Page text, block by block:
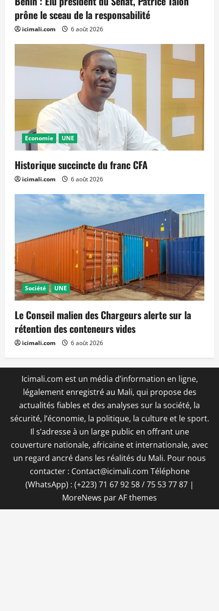
prône le sceau de la responsabilité
icimali.com 6 août 2026
Economie UNE
Historique succincte du franc CFA
icimali.com 6 août 2026
Société UNE
Le Conseil malien des Chargeurs alerte sur la
rétention des conteneurs vides
icimali.com 6 août 2026
Icimali.com est un média d’information en ligne,
légalement enregistré au Mali, qui propose des
actualités fiables et des analyses sur la société, la
sécurité, l’économie, la politique, la culture et le sport.
Il s’adresse à un large public en offrant une
couverture nationale, africaine et internationale, avec
un regard ancré dans les réalités du Mali. Pour nous
contacter : Contact@icimali.com Téléphone
(WhatsApp) : (+223) 71 67 92 58 / 75 53 77 87 |
MoreNews par AF themes